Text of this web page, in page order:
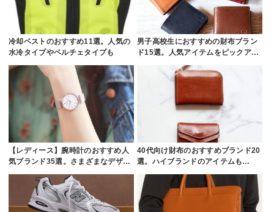
冷却ベストのおすすめ11選。人気の
水冷タイプやペルチェタイプも
男子高校生におすすめの財布ブラン
ド15選。人気アイテムをピックア…
【レディース】腕時計のおすすめ人
気ブランド35選。さまざまなデザ…
40代向け財布のおすすめブランド20
選。ハイブランドのアイテムも…